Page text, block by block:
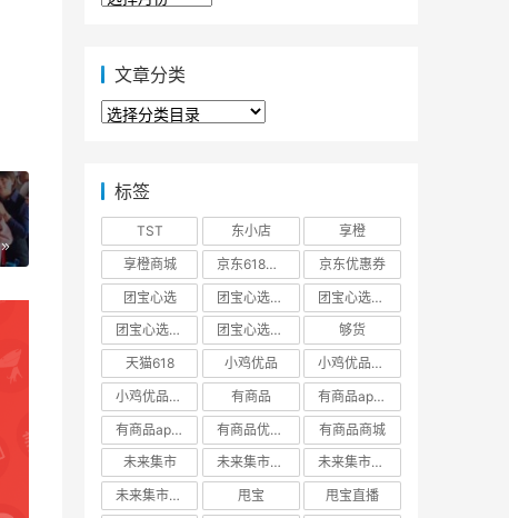
文章分类
文
标签
TST 东小店
享橙
享橙商城
京东618大促优惠券
京东优惠券
团宝心选
团宝心选商城
团宝心选官方网站
团宝心选官网
团宝心选小程序
够货
天猫618
小鸡优品
小鸡优品商城
小鸡优品官网
有商品
有商品app下载
有商品app邀请码
有商品优惠券
有商品商城
未来集市
未来集市app
未来集市商城
未来集市邀请码
甩宝
甩宝直播